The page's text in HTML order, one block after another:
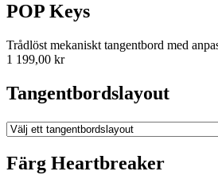
POP Keys
Trådlöst mekaniskt tangentbord med
1 199,00 kr
Tangentbordslayout
Färg Heartbreaker